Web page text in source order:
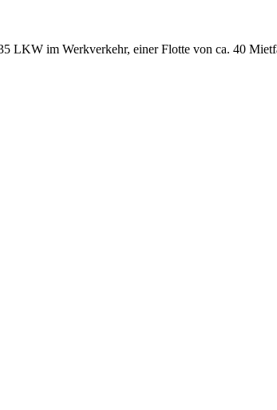
LKW im Werkverkehr, einer Flotte von ca. 40